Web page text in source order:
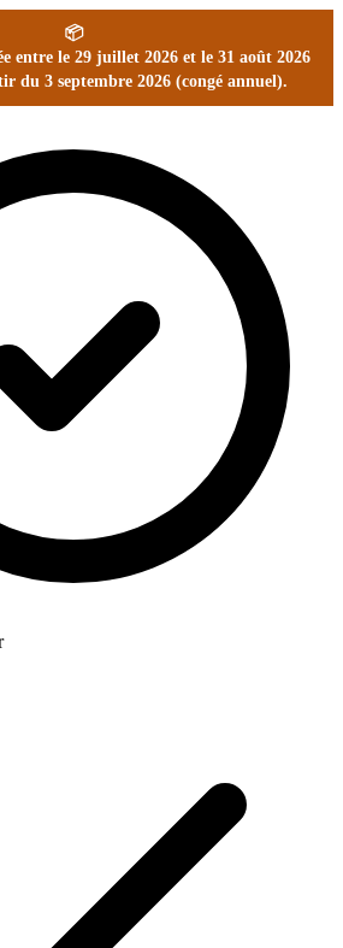
📦
entre le 29 juillet 2026 et le 31 août 2026
du 3 septembre 2026 (congé annuel).